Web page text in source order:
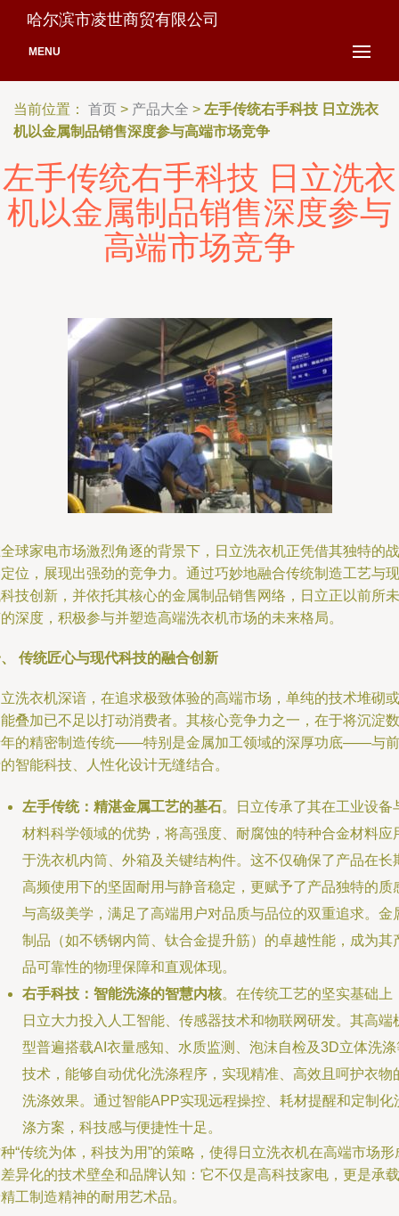
哈尔滨市凌世商贸有限公司
MENU
当前位置： 首页 > 产品大全 > 左手传统右手科技 日立洗衣
机以金属制品销售深度参与高端市场竞争
左手传统右手科技 日立洗衣
机以金属制品销售深度参与
高端市场竞争
球家电市场激烈角逐的背景下，日立洗衣机正凭借其独特的战
位，展现出强劲的竞争力。通过巧妙地融合传统制造工艺与现
技创新，并依托其核心的金属制品销售网络，日立正以前所未
深度，积极参与并塑造高端洗衣机市场的未来格局。
传统匠心与现代科技的融合创新
洗衣机深谙，在追求极致体验的高端市场，单纯的技术堆砌或
叠加已不足以打动消费者。其核心竞争力之一，在于将沉淀数
的精密制造传统——特别是金属加工领域的深厚功底——与前
智能科技、人性化设计无缝结合。
左手传统：精湛金属工艺的基石。日立传承了其在工业设备
材料科学领域的优势，将高强度、耐腐蚀的特种合金材料应
于洗衣机内筒、外箱及关键结构件。这不仅确保了产品在长
高频使用下的坚固耐用与静音稳定，更赋予了产品独特的质
与高级美学，满足了高端用户对品质与品位的双重追求。金
制品（如不锈钢内筒、钛合金提升筋）的卓越性能，成为其
品可靠性的物理保障和直观体现。
右手科技：智能洗涤的智慧内核。在传统工艺的坚实基础上
日立大力投入人工智能、传感器技术和物联网研发。其高端
型普遍搭载AI衣量感知、水质监测、泡沫自检及3D立体洗涤
技术，能够自动优化洗涤程序，实现精准、高效且呵护衣物
洗涤效果。通过智能APP实现远程操控、耗材提醒和定制化
涤方案，科技感与便捷性十足。
“传统为体，科技为用”的策略，使得日立洗衣机在高端市场形
异化的技术壁垒和品牌认知：它不仅是高科技家电，更是承载
工制造精神的耐用艺术品。